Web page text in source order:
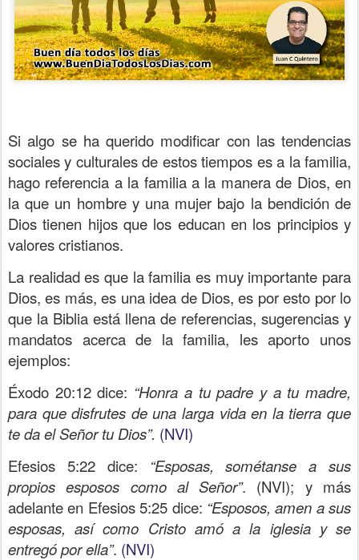
Si algo se ha querido modificar con las tendencias
sociales y culturales de estos tiempos es a la familia,
hago referencia a la familia a la manera de Dios, en
la que un hombre y una mujer bajo la bendición de
Dios tienen hijos que los educan en los principios y
valores cristianos.
La realidad es que la familia es muy importante para
Dios, es más, es una idea de Dios, es por esto por lo
que la Biblia está llena de referencias, sugerencias y
mandatos acerca de la familia, les aporto unos
ejemplos:
Éxodo 20:12 dice: “Honra a tu padre y a tu madre,
para que disfrutes de una larga vida en la tierra que
te da el Señor tu Dios”. (NVI)
Efesios 5:22 dice: “Esposas, sométanse a sus
propios esposos como al Señor”. (NVI); y más
adelante en Efesios 5:25 dice: “Esposos, amen a sus
esposas, así como Cristo amó a la iglesia y se
entregó por ella”. (NVI)